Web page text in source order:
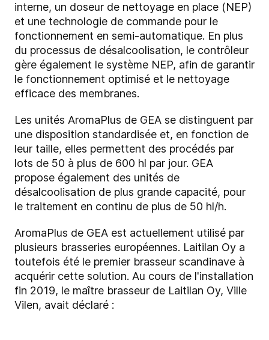
interne, un doseur de nettoyage en place (NEP)
et une technologie de commande pour le
fonctionnement en semi-automatique. En plus
du processus de désalcoolisation, le contrôleur
gère également le système NEP, afin de garantir
le fonctionnement optimisé et le nettoyage
efficace des membranes.
Les unités AromaPlus de GEA se distinguent par
une disposition standardisée et, en fonction de
leur taille, elles permettent des procédés par
lots de 50 à plus de 600 hl par jour. GEA
propose également des unités de
désalcoolisation de plus grande capacité, pour
le traitement en continu de plus de 50 hl/h.
AromaPlus de GEA est actuellement utilisé par
plusieurs brasseries européennes. Laitilan Oy a
toutefois été le premier brasseur scandinave à
acquérir cette solution. Au cours de l'installation
fin 2019, le maître brasseur de Laitilan Oy, Ville
Vilen, avait déclaré :